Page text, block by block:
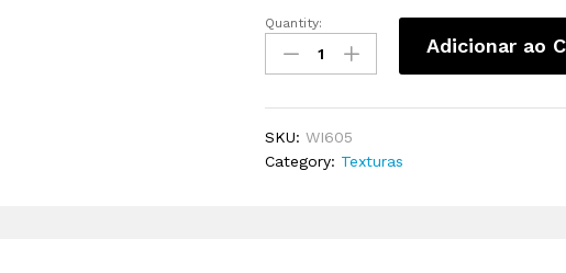
Quantity:
Adicionar ao
SKU:WI605
Category: Texturas